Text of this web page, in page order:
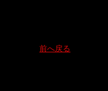
前へ戻る